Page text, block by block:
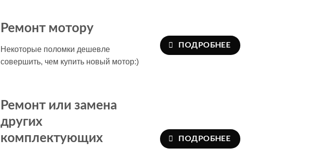
Ремонт мотору
Некоторые поломки дешевле
совершить, чем купить новый мотор:)
ПОДРОБНЕЕ
Ремонт или замена
других
комплектующих
ПОДРОБНЕЕ